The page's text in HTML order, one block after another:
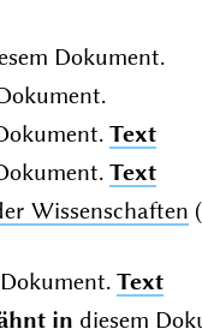
Dokument.
Text
Text
Wissenschaften
Text
in diesem